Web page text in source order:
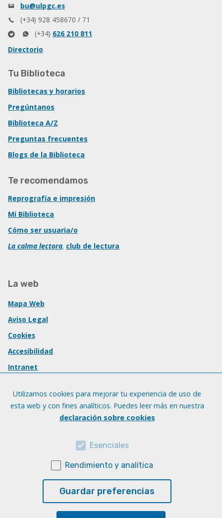
bu@ulpgc.es
(+34) 928 458670 / 71
(+34) 626 210 811
Directorio
Tu Biblioteca
Bibliotecas y horarios
Pregúntanos
Biblioteca A/Z
Preguntas frecuentes
Blogs de la Biblioteca
Te recomendamos
Reprografía e impresión
Mi Biblioteca
Cómo ser usuaria/o
La calma lectora, club de lectura
La web
Mapa Web
Aviso Legal
Cookies
Accesibilidad
Intranet
Utilizamos cookies para mejorar tu experiencia de uso de
esta web y con fines analíticos. Puedes leer más en nuestra
declaración sobre cookies
Esenciales
Rendimiento y analítica
Guardar preferencias